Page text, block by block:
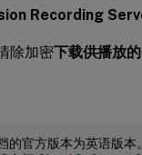
Recording
除加密下载供播放
的官方版本为英语版